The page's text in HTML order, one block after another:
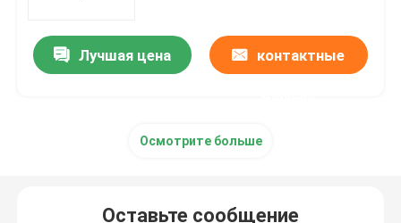
Лучшая цена контактные
Осмотрите больше
Оставьте сообщение